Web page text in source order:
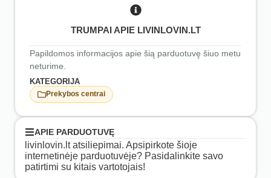
TRUMPAI APIE LIVINLOVIN.LT
Papildomos informacijos apie šią parduotuvę šiuo metu
neturime.
KATEGORIJA
Prekybos centrai
APIE PARDUOTUVĘ
livinlovin.lt atsiliepimai. Apsipirkote šioje
internetinėje parduotuvėje? Pasidalinkite savo
patirtimi su kitais vartotojais!